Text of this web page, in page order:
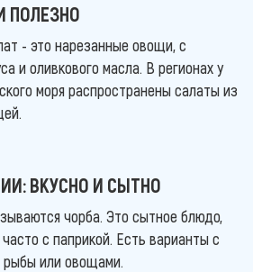
ПОЛЕЗНО
- это нарезанные овощи, с
и оливкового масла. В регионах у
моря распространены салаты из
ВКУСНО И СЫТНО
чорба. Это сытное блюдо,
с паприкой. Есть варианты с
или овощами.